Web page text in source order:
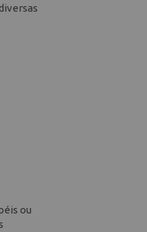
ou